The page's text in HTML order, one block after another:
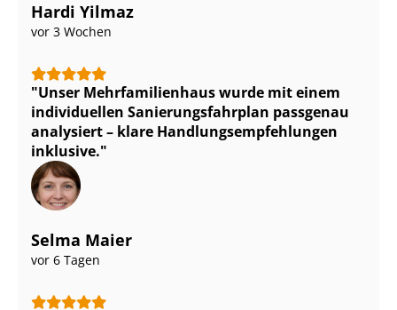
Hardi Yilmaz
vor 3 Wochen
Unser Mehr­fa­mi­li­en­haus wurde mit einem
individuellen Sa­nie­rungs­fahr­plan passgenau
analysiert – klare Hand­lungs­emp­feh­lun­gen
inklusive.
Selma Maier
vor 6 Tagen